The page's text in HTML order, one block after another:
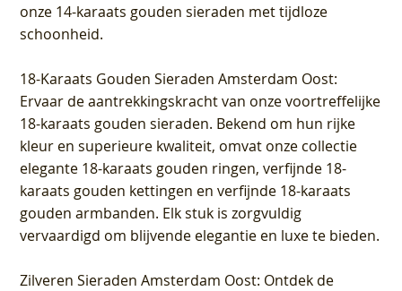
onze 14-karaats gouden sieraden met tijdloze
schoonheid.
18-Karaats Gouden Sieraden Amsterdam Oost:
Ervaar de aantrekkingskracht van onze voortreffelijke
18-karaats gouden sieraden. Bekend om hun rijke
kleur en superieure kwaliteit, omvat onze collectie
elegante 18-karaats gouden ringen, verfijnde 18-
karaats gouden kettingen en verfijnde 18-karaats
gouden armbanden. Elk stuk is zorgvuldig
vervaardigd om blijvende elegantie en luxe te bieden.
Zilveren Sieraden Amsterdam Oost: Ontdek de